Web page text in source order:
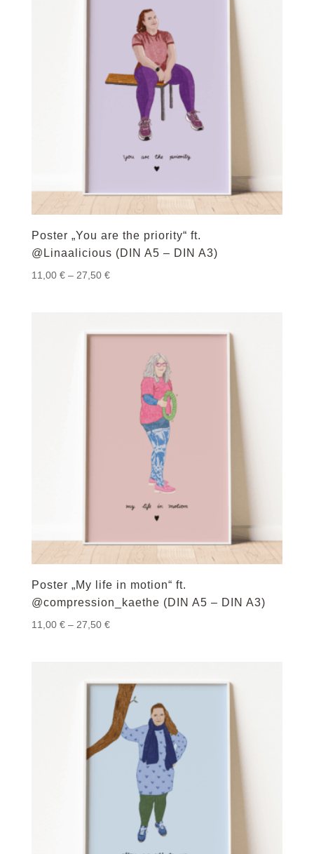
Poster „You are the priority“ ft.
@Linaalicious (DIN A5 – DIN A3)
11,00 € – 27,50 €Preisspanne:
Poster „My life in motion“ ft.
@compression_kaethe (DIN A5 – DIN A3)
11,00 € – 27,50 €Preisspanne: